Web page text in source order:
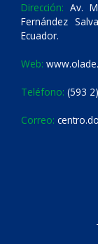
Dirección: Av.
Fernández
Ecuador.
Web:
Teléfono: (593
Correo: